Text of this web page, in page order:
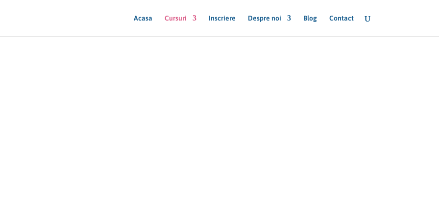
Acasa Cursuri Inscriere Despre noi Blog Contact